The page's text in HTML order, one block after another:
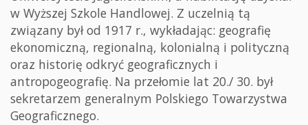
w Wyższej Szkole Handlowej. Z uczelnią tą
związany był od 1917 r., wykładając: geografię
ekonomiczną, regionalną, kolonialną i polityczną
oraz historię odkryć geograficznych i
antropogeografię. Na przełomie lat 20./ 30. był
sekretarzem generalnym Polskiego Towarzystwa
Geograficznego.